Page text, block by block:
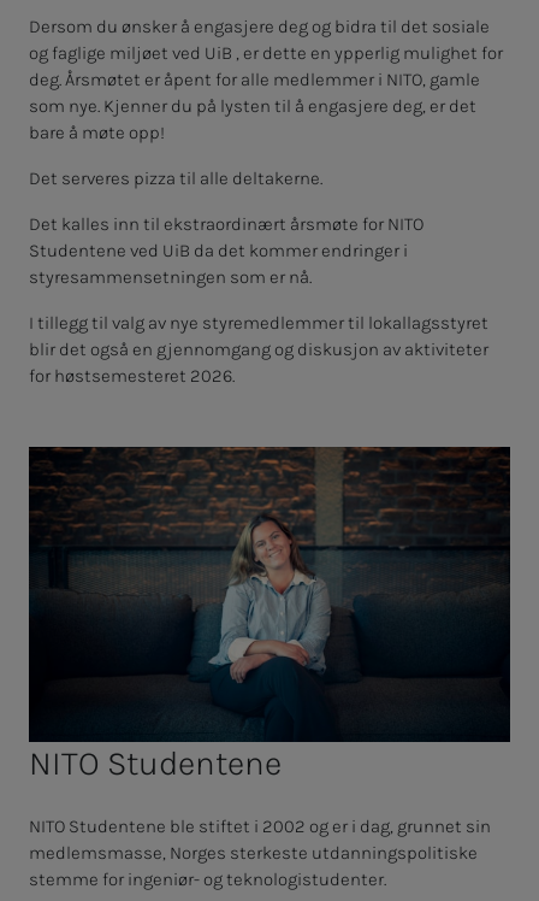
Dersom du ønsker å engasjere deg og bidra til det sosiale
og faglige miljøet ved UiB , er dette en ypperlig mulighet for
deg. Årsmøtet er åpent for alle medlemmer i NITO, gamle
som nye. Kjenner du på lysten til å engasjere deg, er det
bare å møte opp!
Det serveres pizza til alle deltakerne.
Det kalles inn til ekstraordinært årsmøte for NITO
Studentene ved UiB da det kommer endringer i
styresammensetningen som er nå.
I tillegg til valg av nye styremedlemmer til lokallagsstyret
blir det også en gjennomgang og diskusjon av aktiviteter
for høstsemesteret 2026.
NITO Studentene
NITO Studentene ble stiftet i 2002 og er i dag, grunnet sin
medlemsmasse, Norges sterkeste utdanningspolitiske
stemme for ingeniør- og teknologistudenter.